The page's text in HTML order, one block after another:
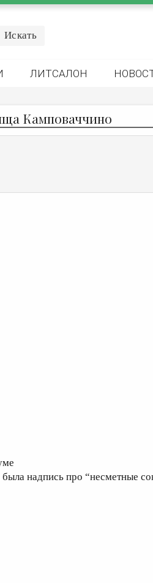
ЛИТСАЛОН
Камповаччино
надпись про “несметные